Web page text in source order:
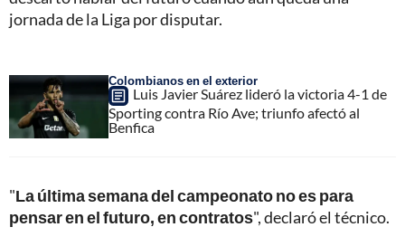
jornada de la Liga por disputar.
Colombianos en el exterior
Luis Javier Suárez lideró la victoria 4-1 de
Sporting contra Río Ave; triunfo afectó al
Benfica
"La última semana del campeonato no es para
pensar en el futuro, en contratos", declaró el técnico.